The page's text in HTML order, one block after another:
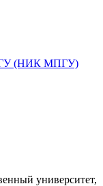
(НИК МПГУ)
университет,